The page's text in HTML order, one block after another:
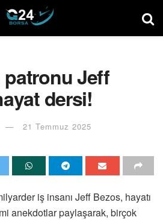
patronu Jeff
dersi!
21 Temmuz 2025
iş insanı Jeff Bezos, hayatı
anekdotlar paylaşarak, birçok